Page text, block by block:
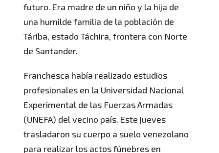
futuro. Era madre de un niño y la hija de
una humilde familia de la población de
Táriba, estado Táchira, frontera con Norte
de Santander.
Franchesca había realizado estudios
profesionales en la Universidad Nacional
Experimental de las Fuerzas Armadas
(UNEFA) del vecino país. Este jueves
trasladaron su cuerpo a suelo venezolano
para realizar los actos fúnebres en